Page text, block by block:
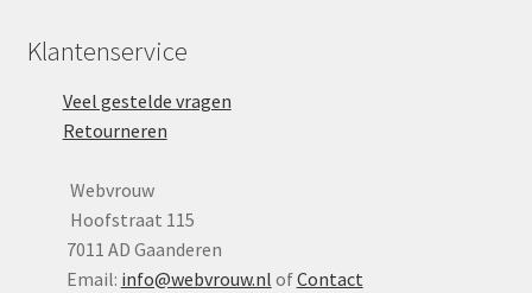
Klantenservice
Veel gestelde vragen
Retourneren
Webvrouw
Hoofstraat 115
7011 AD Gaanderen
Email: info@webvrouw.nl ofContact